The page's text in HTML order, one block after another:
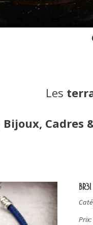
Les
Bijoux, Cadres
BR31
Prix: